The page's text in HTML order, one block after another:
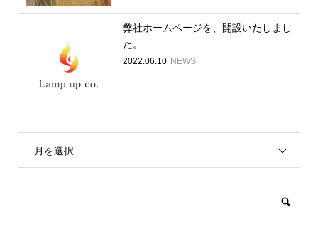
弊社ホームページを、開設いたしまし
た。
2022.06.10 NEWS
月を選択